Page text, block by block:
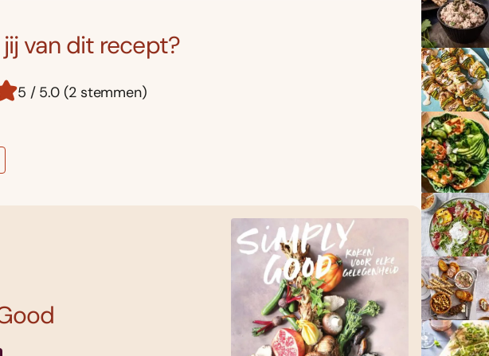
van dit recept?
5 / 5.0 (2 stemmen)